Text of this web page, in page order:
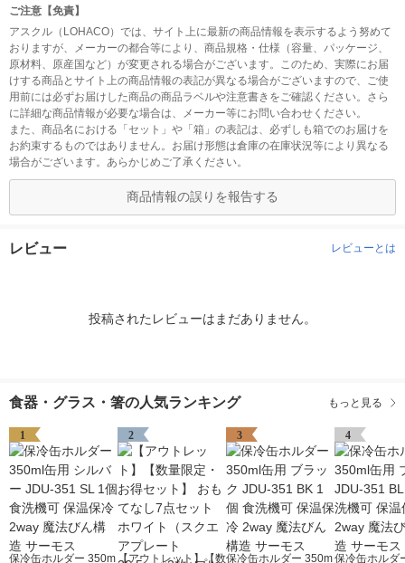
ご注意【免責】
アスクル（LOHACO）では、サイト上に最新の商品情報を表示するよう努めて
おりますが、メーカーの都合等により、商品規格・仕様（容量、パッケージ、
原材料、原産国など）が変更される場合がございます。このため、実際にお届
けする商品とサイト上の商品情報の表記が異なる場合がございますので、ご使
用前には必ずお届けした商品の商品ラベルや注意書きをご確認ください。さら
に詳細な商品情報が必要な場合は、メーカー等にお問い合わせください。
また、商品名における「セット」や「箱」の表記は、必ずしも箱でのお届けを
お約束するものではありません。お届け形態は倉庫の在庫状況等により異なる
場合がございます。あらかじめご了承ください。
商品情報の誤りを報告する
レビュー レビューとは
投稿されたレビューはまだありません。
食器・グラス・箸の人気ランキング もっと見る
1
保冷缶ホルダー 350m
2
【アウトレット】【数
3
保冷缶ホルダー 350m
4
保冷缶ホルダ